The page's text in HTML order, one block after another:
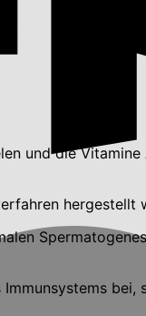
und die Vitamine
hergestellt